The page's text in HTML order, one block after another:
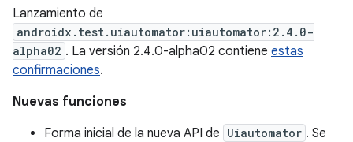
Lanzamiento de
androidx.test.uiautomator:uiautomator:2.4.0-
alpha02 . La versión 2.4.0-alpha02 contiene estas
confirmaciones.
Nuevas funciones
Forma inicial de la nueva API de Uiautomator . Se